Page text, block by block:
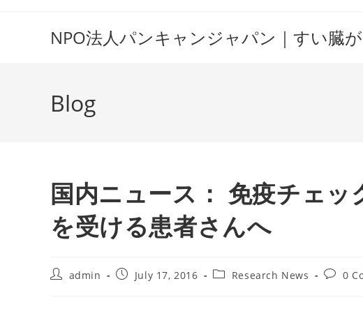
NPO法人パンキャンジャパン｜すい臓
Blog
国内ニュース： 免疫チェ
を受ける患者さんへ
Postadmin
PostJuly 17, 2016
PostResearch News
Post0